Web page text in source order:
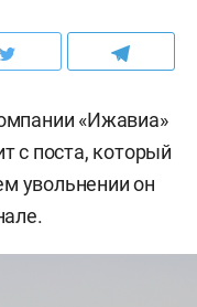
«Ижавиа»
с поста, который
увольнении он